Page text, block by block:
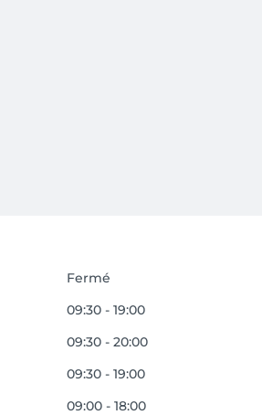
Fermé
09:30 - 19:00
09:30 - 20:00
09:30 - 19:00
09:00 - 18:00